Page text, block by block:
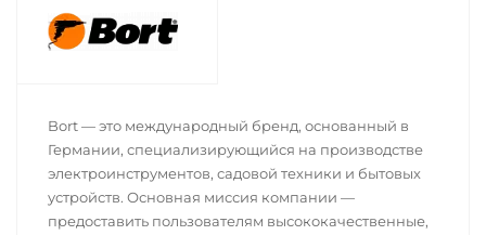
Bort — это международный бренд, основанный в
Германии, специализирующийся на производстве
электроинструментов, садовой техники и бытовых
устройств. Основная миссия компании —
предоставить пользователям высококачественные,